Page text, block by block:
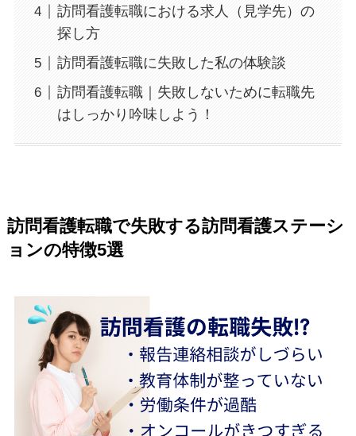
訪問看護転職における求人（見学先）の
探し方
訪問看護転職に失敗した私の体験談
訪問看護転職｜失敗しないために転職先
はしっかり吟味しよう！
訪問看護転職で失敗する訪問看護ステーシ
ョンの特徴5選